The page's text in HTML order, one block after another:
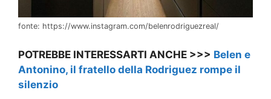
fonte: https://www.instagram.com/belenrodriguezreal/
POTREBBE INTERESSARTI ANCHE >>> Belen e
Antonino, il fratello della Rodriguez rompe il
silenzio